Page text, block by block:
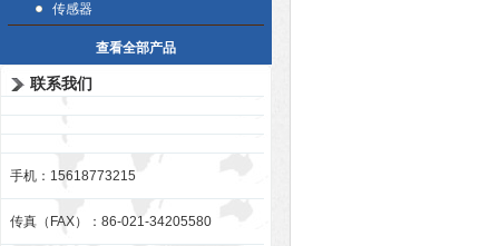
传感器
查看全部产品
联系我们
手机：15618773215
传真（FAX）：86-021-34205580